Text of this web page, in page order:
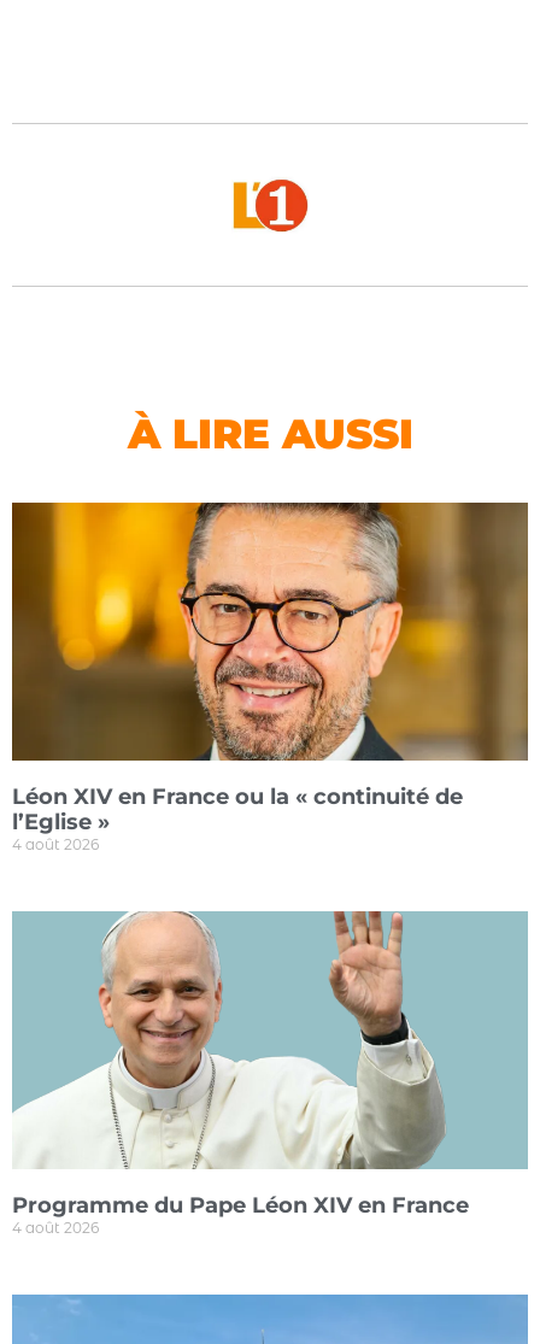
À LIRE AUSSI
Léon XIV en France ou la « continuité de
l’Eglise »
4 août 2026
Programme du Pape Léon XIV en France
4 août 2026